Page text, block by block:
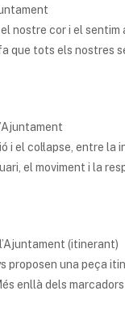
nostre cor i el
que tots els nostres
i el col·lapse, entre la
el moviment i la
(itinerant)
proposen una peça
enllà dels